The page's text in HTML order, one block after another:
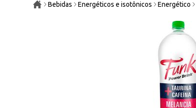
Bebidas Energéticos e isotônicos Energético